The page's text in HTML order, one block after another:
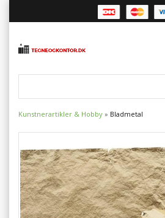
Kunstnerartikler & Hobby » Bladmetal